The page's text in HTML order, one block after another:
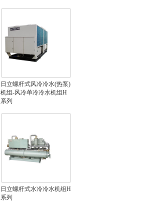
日立螺杆式风冷冷水(热泵)
机组-风冷单冷冷水机组H
系列
日立螺杆式水冷冷水机组H
系列